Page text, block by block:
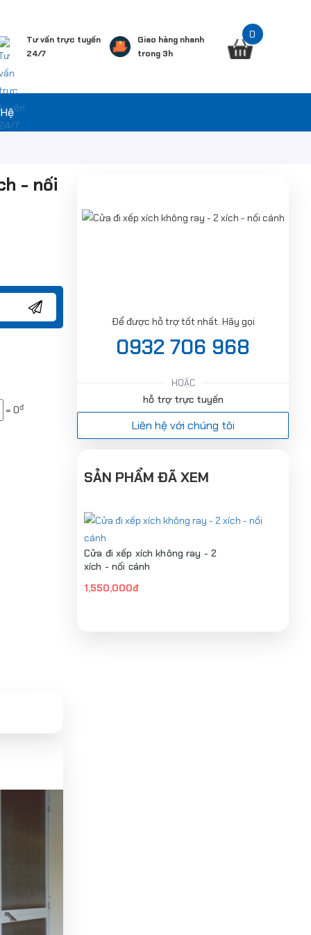
Tư vấn trực tuyến
24/7
Giao hàng nhanh
trong 3h
0
- nối
= 0đ
Để được hỗ trợ tốt nhất. Hãy gọi
0932 706 968
HOẶC
hỗ trợ trực tuyến
Liên hệ với chúng tôi
SẢN PHẨM ĐÃ XEM
Cửa đi xếp xích không ray - 2
xích - nối cánh
1,550,000đ